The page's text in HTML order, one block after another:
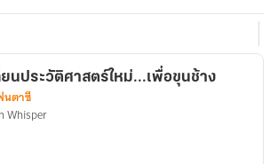
ยนประวัติศาสตร์ใหม่...เพื่อขุนช้าง
นตาซี
Whisper